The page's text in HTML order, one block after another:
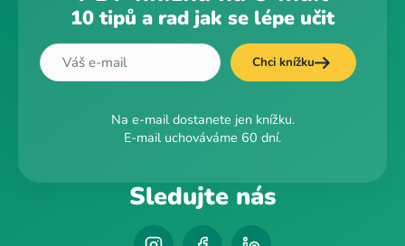
10 tipů a rad jak se lépe učit
Chci knížku
Na e-mail dostanete jen knížku.
E-mail uchováváme 60 dní.
Sledujte nás